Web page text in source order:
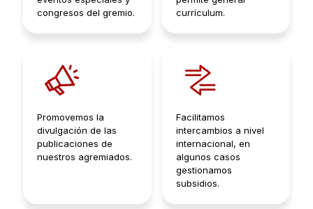
congresos del gremio.
currículum.
Promovemos la
divulgación de las
publicaciones de
nuestros agremiados.
Facilitamos
intercambios a nivel
internacional, en
algunos casos
gestionamos
subsidios.